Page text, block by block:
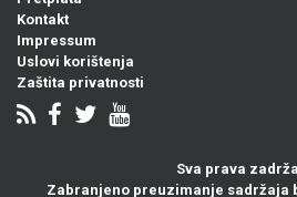
Kontakt
Impressum
Uslovi korištenja
Zaštita privatnosti
Sva prava
Zabranjeno preuzimanje sadržaja